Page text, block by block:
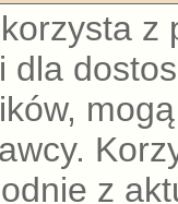
z
dla
z